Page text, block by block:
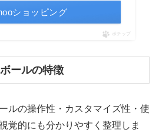
ショッピング
ポチップ
ールの特徴
ルの操作性・カスタマイズ性・使
覚的にも分かりやすく整理しま